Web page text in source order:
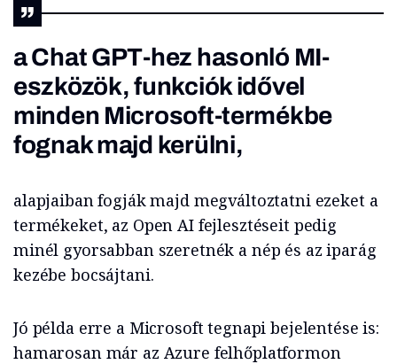
a Chat GPT-hez hasonló MI-
eszközök, funkciók idővel
minden Microsoft-termékbe
fognak majd kerülni,
alapjaiban fogják majd megváltoztatni ezeket a
termékeket, az Open AI fejlesztéseit pedig
minél gyorsabban szeretnék a nép és az iparág
kezébe bocsájtani.
Jó példa erre a Microsoft tegnapi bejelentése is:
hamarosan már az Azure felhőplatformon